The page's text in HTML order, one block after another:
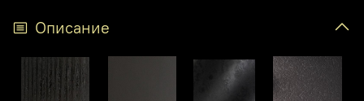
Описание